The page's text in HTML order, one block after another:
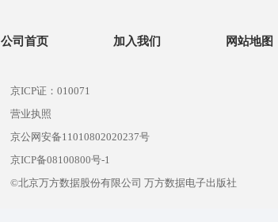
公司首页 加入我们 网站地图
京ICP证：010071
营业执照
京公网安备11010802020237号
京ICP备08100800号-1
©北京万方数据股份有限公司 万方数据电子出版社